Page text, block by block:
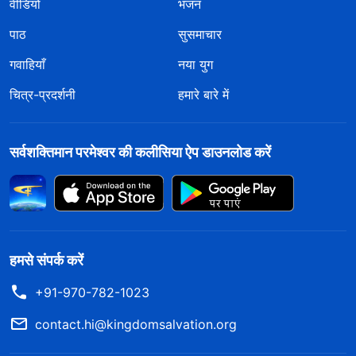
वीडियो
भजन
पाठ
सुसमाचार
गवाहियाँ
नया युग
चित्र-प्रदर्शनी
हमारे बारे में
सर्वशक्तिमान परमेश्वर की कलीसिया ऐप डाउनलोड करें
हमसे संपर्क करें
+91-970-782-1023
contact.hi@kingdomsalvation.org